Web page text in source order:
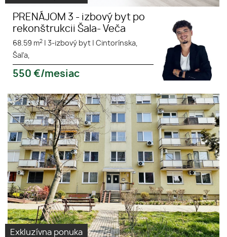
PRENÁJOM 3 - izbový byt po
rekonštrukcii Šala- Veča
68.59 m2 3-izbový byt
Cintorínska,
Šaľa,
550 €/mesiac
Exkluzívna ponuka